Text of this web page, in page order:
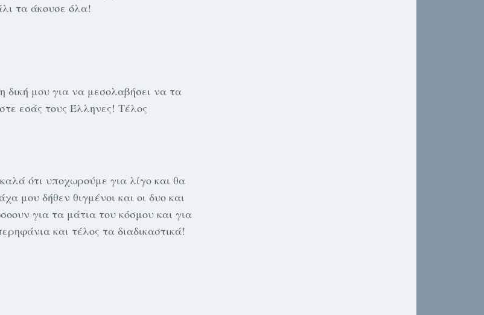
τα άκουσε όλα!
μου για να μεσολαβήσει να τα
εσάς τους Έλληνες! Τέλος
ότι υποχωρούμε για λίγο και θα
μου δήθεν θιγμένοι και οι δυο και
για τα μάτια του κόσμου και για
και τέλος τα διαδικαστικά!